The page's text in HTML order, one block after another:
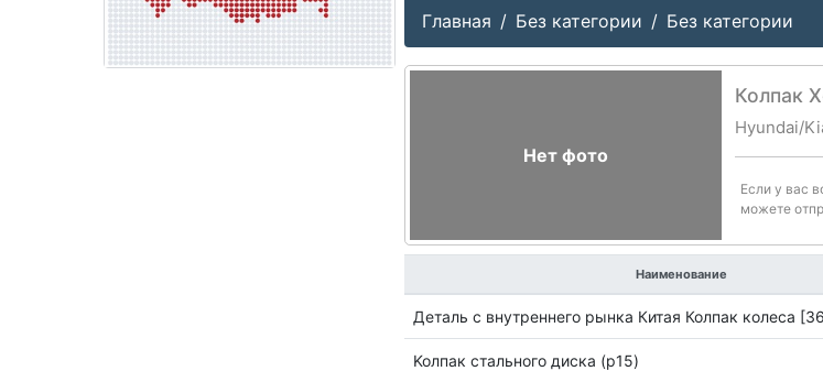
Главная Без категории Без категории
Нет фото
Колпак
Hyundai/
Если у вас
можете
Наименование
Деталь с внутреннего рынка Китая Колпак колеса
Koлпaк cтaльнoгo диcкa (p15)